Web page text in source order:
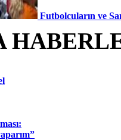
Futbolcuların ve